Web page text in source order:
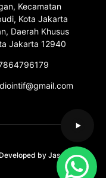
Kecamatan
Kota Jakarta
Daerah Khusus
Jakarta 12940
by Jasa SEO